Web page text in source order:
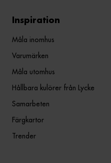
Inspiration
Måla inomhus
Varumärken
Måla utomhus
Hållbara kulörer från Lycke
Samarbeten
Färgkartor
Trender